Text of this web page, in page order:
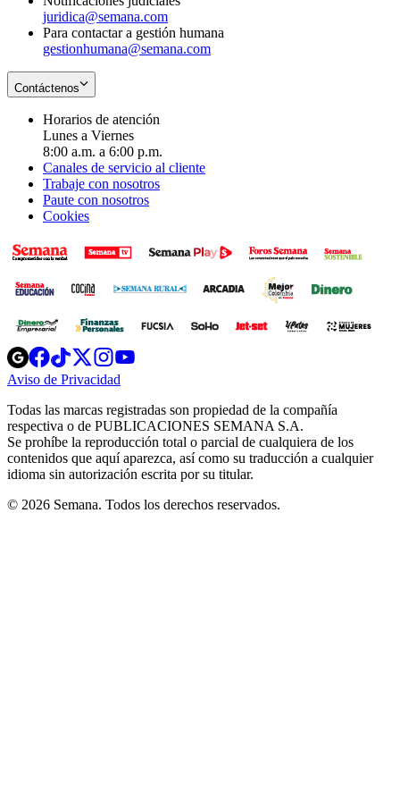
juridica@semana.com
Para contactar a gestión humana
gestionhumana@semana.com
Contáctenos
Horarios de atención
Lunes a Viernes
8:00 a.m. a 6:00 p.m.
Canales de servicio al cliente
Trabaje con nosotros
Paute con nosotros
Cookies
Opens
in
new
Opens
in
new
Opens
in
new
window
Opens
new
windowwindow
Aviso de Privacidad
new
window
Todas las marcas registradas son propiedad de la compañía
respectiva o de PUBLICACIONES SEMANA S.A.
Se prohíbe la reproducción total o parcial de cualquiera de los
contenidos que aquí aparezca, así como su traducción a cualquier
idioma sin autorización escrita por su titular.
© 2026 Semana. Todos los derechos reservados.